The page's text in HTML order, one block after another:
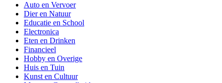
Auto en Vervoer
Dier en Natuur
Educatie en School
Electronica
Eten en Drinken
Financieel
Hobby en Overige
Huis en Tuin
Kunst en Cultuur